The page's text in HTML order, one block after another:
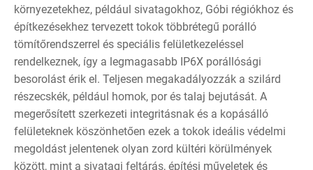
környezetekhez, például sivatagokhoz, Góbi régiókhoz és
építkezésekhez tervezett tokok többrétegű porálló
tömítőrendszerrel és speciális felületkezeléssel
rendelkeznek, így a legmagasabb IP6X porállósági
besorolást érik el. Teljesen megakadályozzák a szilárd
részecskék, például homok, por és talaj bejutását. A
megerősített szerkezeti integritásnak és a kopásálló
felületeknek köszönhetően ezek a tokok ideális védelmi
megoldást jelentenek olyan zord kültéri körülmények
között, mint a sivatagi feltárás, építési műveletek és